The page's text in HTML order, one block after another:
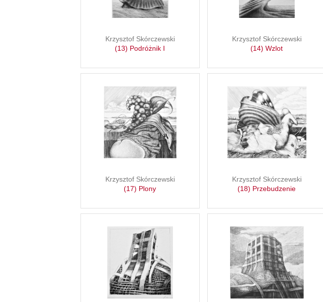
Krzysztof Skórczewski
(13) Podróżnik I
Krzysztof Skórczewski
(14) Wzlot
Krzysztof Skórczewski
(17) Plony
Krzysztof Skórczewski
(18) Przebudzenie